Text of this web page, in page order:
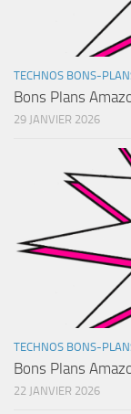
TECHNOS BONS-
Bons Plans
29 JANVIER 2026
TECHNOS BONS-
Bons Plans
22 JANVIER 2026